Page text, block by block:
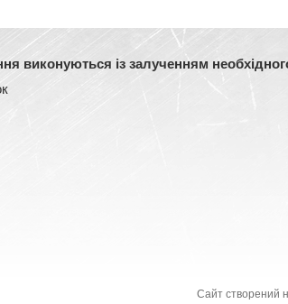
виконуються із залученням
Сайт створений